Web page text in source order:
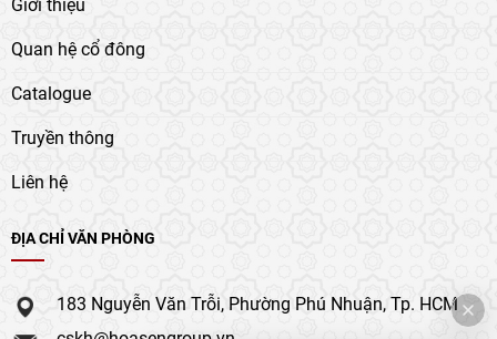
Quan hệ cổ đông
Catalogue
Truyền thông
Liên hệ
ĐỊA CHỈ VĂN PHÒNG
183 Nguyễn Văn Trỗi, Phường Phú Nhuận, Tp. HCM